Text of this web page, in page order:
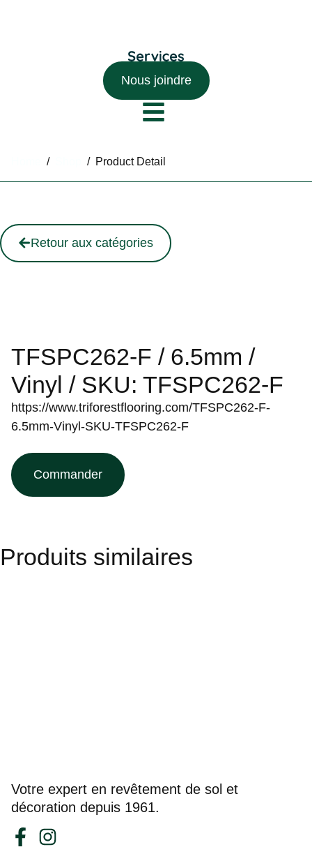
Nous joindre
/ / Product Detail
Retour aux catégories
TFSPC262-F / 6.5mm /
Vinyl / SKU: TFSPC262-F
https://www.triforestflooring.com/TFSPC262-F-
6.5mm-Vinyl-SKU-TFSPC262-F
Commander
Produits similaires
Votre expert en revêtement de sol et
décoration depuis 1961.